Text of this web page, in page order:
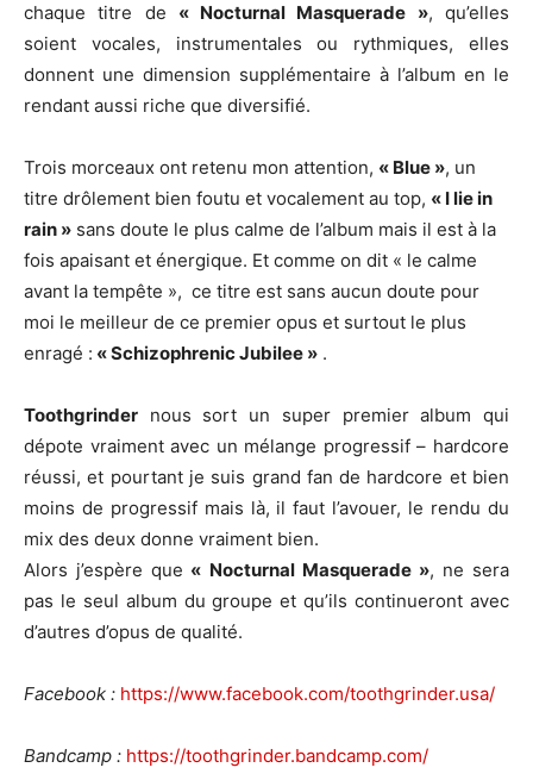
chaque titre de « Nocturnal Masquerade », qu’elles
soient vocales, instrumentales ou rythmiques, elles
donnent une dimension supplémentaire à l’album en le
rendant aussi riche que diversifié.
Trois morceaux ont retenu mon attention, « Blue », un
titre drôlement bien foutu et vocalement au top, « I lie in
rain » sans doute le plus calme de l’album mais il est à la
fois apaisant et énergique. Et comme on dit « le calme
avant la tempête », ce titre est sans aucun doute pour
moi le meilleur de ce premier opus et surtout le plus
enragé : « Schizophrenic Jubilee » .
Toothgrinder nous sort un super premier album qui
dépote vraiment avec un mélange progressif – hardcore
réussi, et pourtant je suis grand fan de hardcore et bien
moins de progressif mais là, il faut l’avouer, le rendu du
mix des deux donne vraiment bien.
Alors j’espère que « Nocturnal Masquerade », ne sera
pas le seul album du groupe et qu’ils continueront avec
d’autres d’opus de qualité.
Facebook : https://www.facebook.com/toothgrinder.usa/
Bandcamp : https://toothgrinder.bandcamp.com/